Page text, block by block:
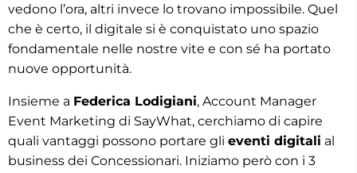
vedono l’ora, altri invece lo trovano impossibile. Quel
che è certo, il digitale si è conquistato uno spazio
fondamentale nelle nostre vite e con sé ha portato
nuove opportunità.
Insieme a Federica Lodigiani, Account Manager
Event Marketing di SayWhat, cerchiamo di capire
quali vantaggi possono portare gli eventi digitali al
business dei Concessionari. Iniziamo però con i 3